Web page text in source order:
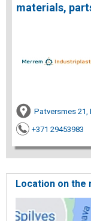
materials,
Patversmes 21,
+371 29453983
Location on the